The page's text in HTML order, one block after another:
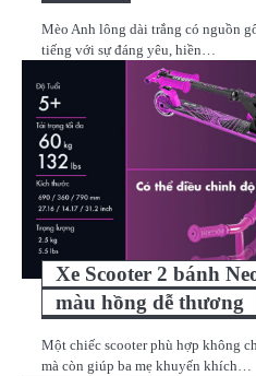
Mèo Anh lông dài trắng có nguồn
tiếng với sự đáng yêu, hiền…
Xe Scooter 2 bánh
màu hồng dễ thương
Một chiếc scooter phù hợp không
mà còn giúp ba mẹ khuyến khích…